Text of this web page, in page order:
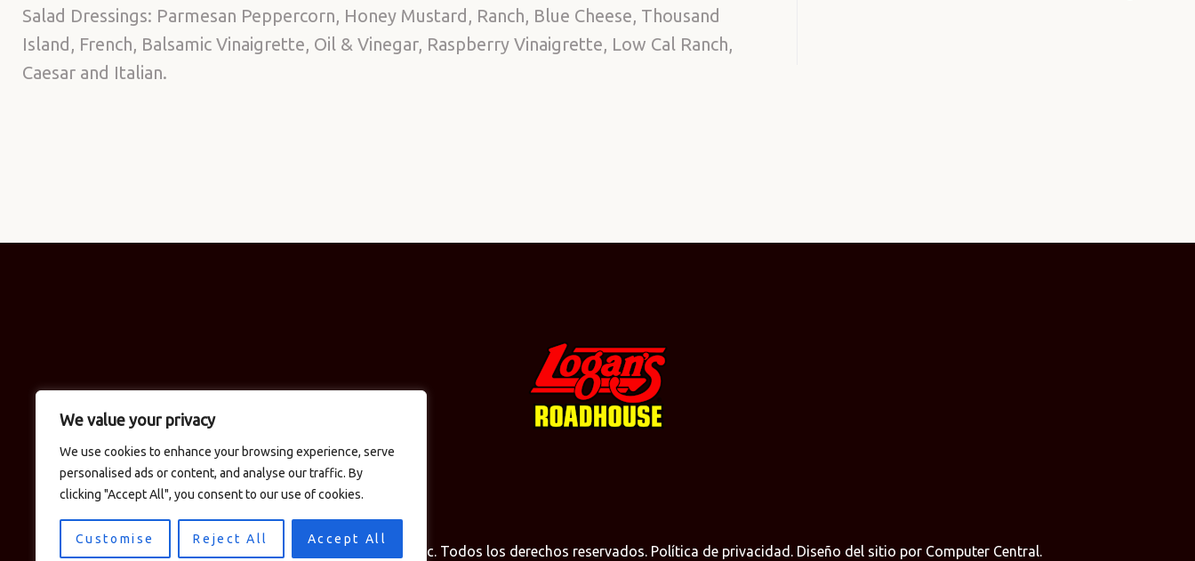
We value your privacy
We use cookies to enhance your browsing experience, serve
personalised ads or content, and analyse our traffic. By
clicking "Accept All", you consent to our use of cookies.
Customise Reject All Accept All
Salad Dressings: Parmesan Peppercorn, Honey Mustard, Ranch, Blue Cheese, Thousand
Island, French, Balsamic Vinaigrette, Oil & Vinegar, Raspberry Vinaigrette, Low Cal Ranch,
Caesar and Italian.
© 2026 Logan's in the Carolinas / CMAC Inc. Todos los derechos reservados. Política de privacidad . Diseño del sitio por Computer Central.